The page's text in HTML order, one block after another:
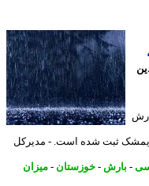
اندیمشک ثبت شده است. - مدیرکل
بارش-خوزستان-میزان